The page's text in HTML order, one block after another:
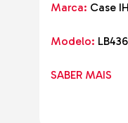
Marca: Case IH
Modelo:
SABER MAIS